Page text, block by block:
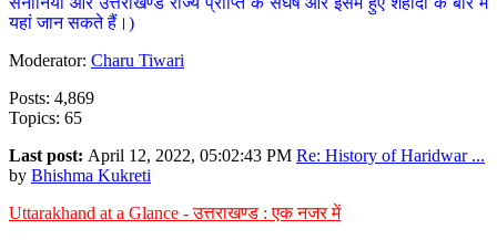
यहां जान सकते हैं।)
Moderator: Charu Tiwari
Posts: 4,869
Topics: 65
Last post: April 12, 2022, 05:02:43 PM Re: History of Haridwar ...
by Bhishma Kukreti
Uttarakhand at a Glance - उत्तराखण्ड : एक नजर में